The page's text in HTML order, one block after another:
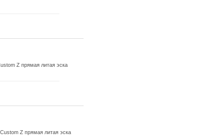
Z прямая литая эска
Z прямая литая эска